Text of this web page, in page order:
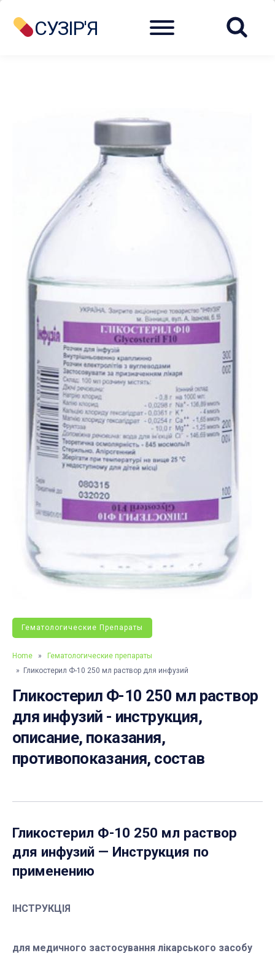
СУЗІР'Я Menu
Гематологические Препараты
Home »
Гематологические препараты
» Гликостерил Ф-10 250 мл раствор для инфузий
Гликостерил Ф-10 250 мл раствор
для инфузий - инструкция,
описание, показания,
противопоказания, состав
Гликостерил Ф-10 250 мл раствор
для инфузий — Инструкция по
применению
ІНСТРУКЦІЯ
для медичного застосування лікарського засобу